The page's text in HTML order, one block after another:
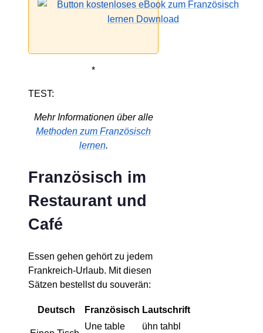
*
TEST:
Mehr Informationen über alle
Methoden zum Französisch
lernen.
Französisch im
Restaurant und
Café
Essen gehen gehört zu jedem
Frankreich-Urlaub. Mit diesen
Sätzen bestellst du souverän:
Deutsch Französisch Lautschrift
Une table
ühn tahbl